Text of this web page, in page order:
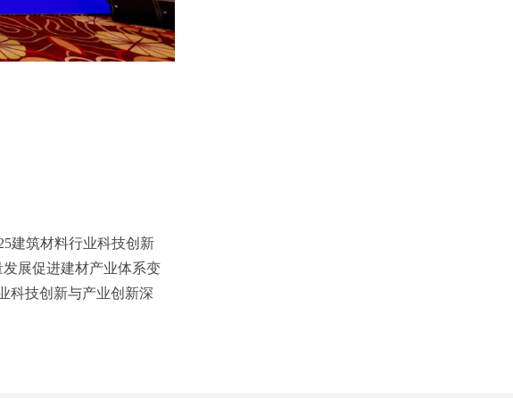
建筑材料行业科技创新
展促进建材产业体系变
科技创新与产业创新深